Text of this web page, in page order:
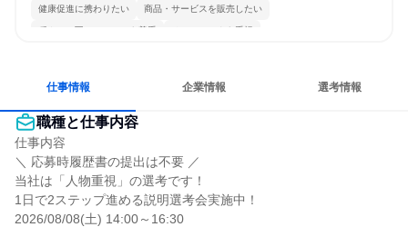
健康促進に携わりたい 商品・サービスを販売したい
穏やかで互いのペースを尊重 チームワークを重視
仕事情報 企業情報 選考情報
職種と仕事内容
仕事内容
＼ 応募時履歴書の提出は不要 ／
当社は「人物重視」の選考です！
1日で2ステップ進める説明選考会実施中！
2026/08/08(土) 14:00～16:30